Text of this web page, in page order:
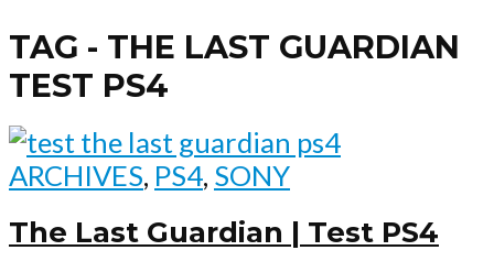
TAG - THE LAST GUARDIAN
TEST PS4
ARCHIVES, PS4, SONY
The Last Guardian | Test PS4